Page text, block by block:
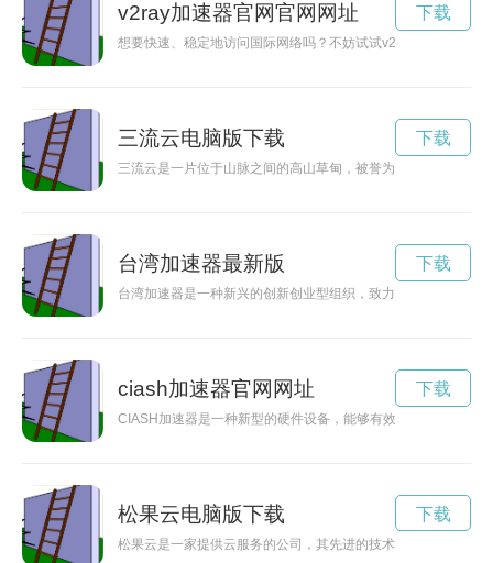
v2ray加速器官网官网网址
想要快速、稳定地访问国际网络吗？不妨试试v2ray加速器！该
下载
三流云电脑版下载
三流云是一片位于山脉之间的高山草甸，被誉为自然界的宝藏
下载
台湾加速器最新版
台湾加速器是一种新兴的创新创业型组织，致力于为创业者提
下载
ciash加速器官网网址
CIASH加速器是一种新型的硬件设备，能够有效提高计算机的
下载
松果云电脑版下载
松果云是一家提供云服务的公司，其先进的技术和便捷的服务
下载